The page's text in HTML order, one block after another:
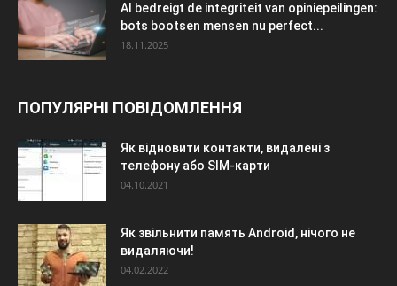
AI bedreigt de integriteit van opiniepeilingen:
bots bootsen mensen nu perfect...
18.11.2025
ПОПУЛЯРНІ ПОВІДОМЛЕННЯ
Як відновити контакти, видалені з
телефону або SIM-карти
04.10.2021
Як звільнити память Android, нічого не
видаляючи!
04.02.2022